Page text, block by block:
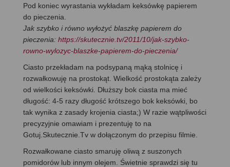
Pod koniec wyrastania wykładam keksówkę papierem
do pieczenia.
Jak szybko i równo wyłożyć blaszkę papierem do
pieczenia: https://skutecznie.tv/2011/10/jak-szybko-
rowno-wylozyc-blaszke-papierem-do-pieczenia/
Ciasto przekładam na podsypaną mąką stolnicę i
rozwałkowuję na prostokąt. Wielkość prostokąta zależy
od wielkości keksówki. Dłuższy bok ciasta ma mieć
długość: 4-5 razy długość krótszego bok keksówki, bo
tak wynika z zasady krojenia ciasta;) W razie wątpliwości
precyzyjnie omawiam i prezentuję to na
Gotuj.Skutecznie.Tv w dołączonym do przepisu filmie.
Rozwałkowane ciasto smaruję oliwą z suszonych
pomidorów lub innym olejem. Świetnie sprawdzi się tu